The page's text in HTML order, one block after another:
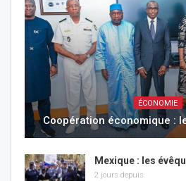
ÉCONOMIE
Coopération économique :
Mexique : les
2 jours depuis